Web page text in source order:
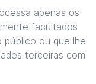
apenas os
facultados
público ou que lhe
terceiras com